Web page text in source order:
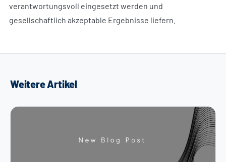
verantwortungsvoll eingesetzt werden und
gesellschaftlich akzeptable Ergebnisse liefern.
Weitere Artikel